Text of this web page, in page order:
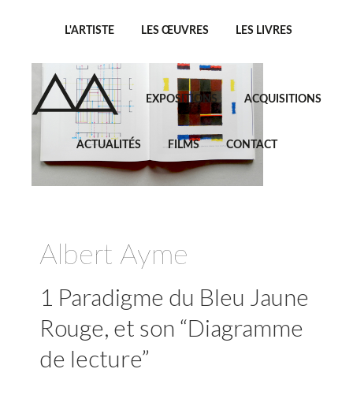
L'ARTISTE LES ŒUVRES LES LIVRES
EXPOSITIONS ACQUISITIONS
ACTUALITÉS FILMS CONTACT
Albert Ayme
1 Paradigme du Bleu Jaune
Rouge, et son “Diagramme
de lecture”